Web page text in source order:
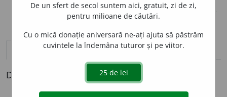
opțiuni
definiții (1) pronunțievolume_up (50)
Definiția cu ID-ul 828749:
De un sfert de secol suntem aici, gratuit, zi de zi,
pentru milioane de căutări.
Cu o mică donație aniversară ne-ați ajuta să păstrăm
cuvintele la îndemâna tuturor și pe viitor.